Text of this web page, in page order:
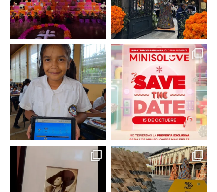
En un contexto donde
muchas niñas y
adolescentes...
0 0
La temporada navideña
llegó a @minisomexico...
2 0
Hoy sábado 28 de
septiembre se inauguró
en...
Este fin de semana no te
pierdas @mextropoli, el...
2 0